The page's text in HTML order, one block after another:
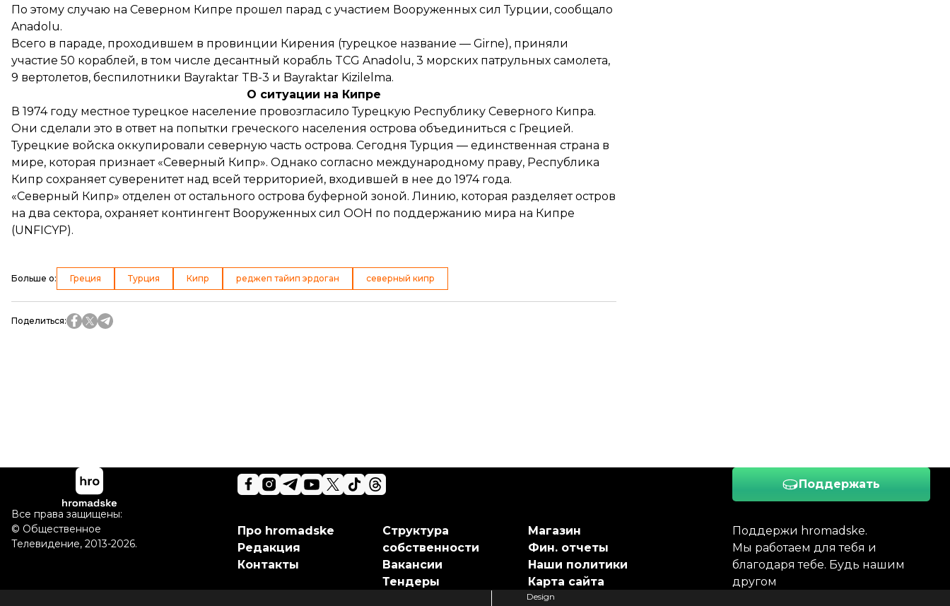
По этому случаю на Северном Кипре прошел парад с участием Вооруженных сил Турции, сообщало
Anadolu.
Всего в параде, проходившем в провинции Кирения (турецкое название — Girne), приняли
участие 50 кораблей, в том числе десантный корабль TCG Anadolu, 3 морских патрульных самолета,
9 вертолетов, беспилотники Bayraktar TB-3 и Bayraktar Kizilelma.
О ситуации на Кипре
В 1974 году местное турецкое население провозгласило Турецкую Республику Северного Кипра.
Они сделали это в ответ на попытки греческого населения острова объединиться с Грецией.
Турецкие войска оккупировали северную часть острова. Сегодня Турция — единственная страна в
мире, которая признает «Северный Кипр». Однако согласно международному праву, Республика
Кипр сохраняет суверенитет над всей территорией, входившей в нее до 1974 года.
«Северный Кипр» отделен от остального острова буферной зоной. Линию, которая разделяет остров
на два сектора, охраняет контингент Вооруженных сил ООН по поддержанию мира на Кипре
(UNFICYP).
Больше о: Греция Турция Кипр реджеп тайип эрдоган северный кипр
Поделиться:
Поддержать
Поддержи hromadske.
Мы работаем для тебя и
благодаря тебе. Будь нашим
другом
Про hromadske
Редакция
Контакты
Структура
собственности
Вакансии
Тендеры
Магазин
Фин. отчеты
Наши политики
Карта сайта
Все права защищены:
© Общественное
Телевидение, 2013-2026.
Design